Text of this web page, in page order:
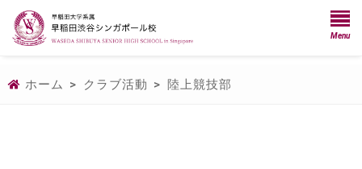
Menu
ホーム > クラブ活動 >陸上競技部